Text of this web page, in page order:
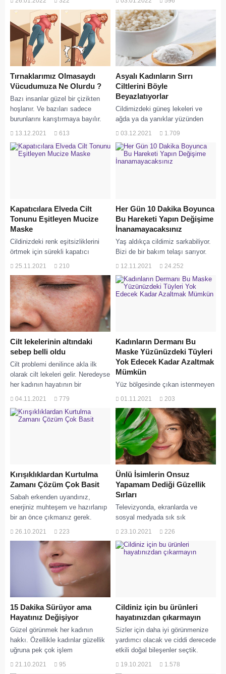
giymekten suçluyuz....
Tırnaklarımız Olmasaydı
Vücudumuza Ne Olurdu ?
Bazı insanlar güzel bir çizikten
hoşlanır. Ve bazıları sadece
burunlarını karıştırmaya bayılır.
Hepimiz bunu ve daha pek çok
13.12.2021 613
Asyalı Kadınların Sırrı
Ciltlerini Böyle
Beyazlatıyorlar
Cildimizdeki güneş lekeleri ve
ağda ya da yanıklar yüzünden
oluşan kararmalar; özellikle diz,
karşımıza çıkıyor....
03.12.2021 1.709
Kapatıcılara Elveda Cilt
Tonunu Eşitleyen Mucize
Maske
Cildinizdeki renk eşitsizliklerini
örtmek için sürekli kapatıcı
kullanıyorsanız özellikle yaz
dönüşüyor olabilir. Oysa doğru
cilt...
25.11.2021 210
Her Gün 10 Dakika Boyunca
Bu Hareketi Yapın Değişime
İnanamayacaksınız
Yaş aldıkça cildimiz sarkabiliyor.
Bizi de bir bakım telaşı sarıyor.
Olası sarkmaları geciktirmek ve
12.11.2021 24.252
Cilt lekelerinin altındaki
sebep belli oldu
Cilt problemi denilince akla ilk
olarak cilt lekeleri gelir. Neredeyse
her kadının hayatının bir
döneminde muzdarip olduğu cilt
04.11.2021 779
Kadınların Dermanı Bu
Maske Yüzünüzdeki Tüyleri
Yok Edecek Kadar Azaltmak
Mümkün
Yüz bölgesinde çıkan istenmeyen
tüyler kadınların adeta korkulu
cilt için hem doğru yöntemle cildi
tüylerden...
01.11.2021 203
Kırışıklıklardan Kurtulma
Zamanı Çözüm Çok Basit
Sabah erkenden uyandınız,
enerjiniz muhteşem ve hazırlanıp
bir an önce çıkmanız gerek.
Gülümseyerek aynanın karşısına
26.10.2021 223
Ünlü İsimlerin Onsuz
Yapamam Dediği Güzellik
Sırları
Televizyonda, ekranlarda ve
sosyal medyada sık sık
gördüğümüz ünlülerin
kalmalarına hayran oluyoruz. Tabii
bu ünlü...
23.10.2021 226
15 Dakika Sürüyor ama
Hayatınız Değişiyor
Güzel görünmek her kadının
hakkı. Özellikle kadınlar güzellik
uğruna pek çok işlem
yaptırabiliyor. Son dönemin yeni
21.10.2021 95
Cildiniz için bu ürünleri
hayatınızdan çıkarmayın
Sizler için daha iyi görünmenize
yardımcı olacak ve ciddi derecede
etkili doğal bileşenler seçtik.
Bunlar cildinizi gözle görülür
19.10.2021 1.578